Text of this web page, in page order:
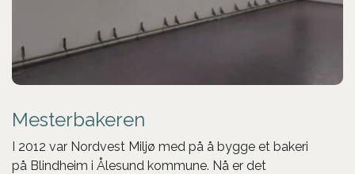
Mesterbakeren
I 2012 var Nordvest Miljø med på å bygge et bakeri
på Blindheim i Ålesund kommune. Nå er det